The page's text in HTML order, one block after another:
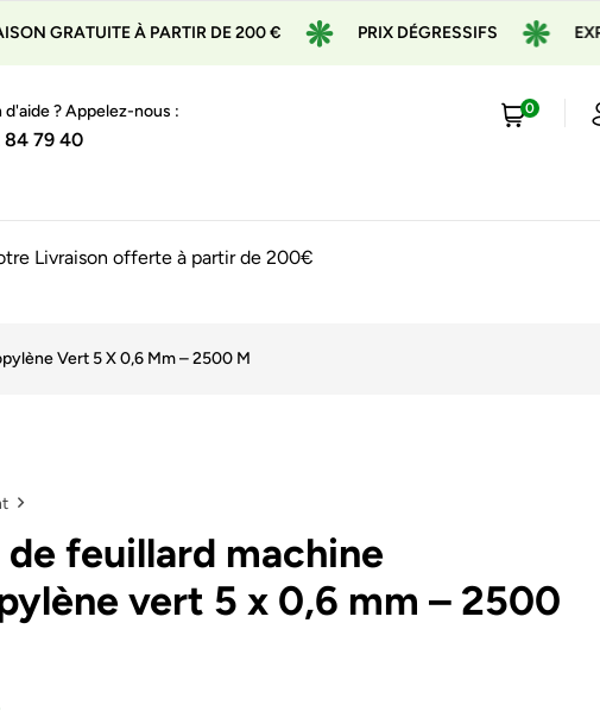
GRATUITE À PARTIR DE 200 € PRIX DÉGRESSIFS
d'aide ? Appelez-nous :
84 79 40
0
Livraison offerte à partir de 200€
Vert 5 X 0,6 Mm – 2500 M
de feuillard machine
vert 5 x 0,6 mm – 2500